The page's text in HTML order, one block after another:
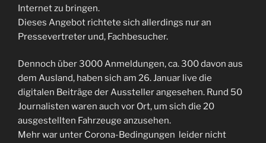
Internet zu bringen.
Dieses Angebot richtete sich allerdings nur an
Pressevertreter und, Fachbesucher.
Dennoch über 3000 Anmeldungen, ca. 300 davon aus
dem Ausland, haben sich am 26. Januar live die
digitalen Beiträge der Aussteller angesehen. Rund 50
Journalisten waren auch vor Ort, um sich die 20
ausgestellten Fahrzeuge anzusehen.
Mehr war unter Corona-Bedingungen leider nicht